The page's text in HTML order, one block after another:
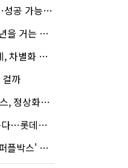
성은 '글쎄'
드 주키퍼
쟁 본격화
까
진 '까마득'
물류 혁신
대안 될까